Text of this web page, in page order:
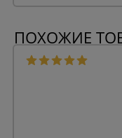
ПОХОЖИЕ